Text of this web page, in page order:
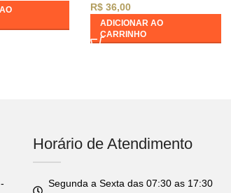
R$ 36,00
ADICIONAR AO
CARRINHO
Horário de Atendimento
Segunda a Sexta das 07:30 as 17:30